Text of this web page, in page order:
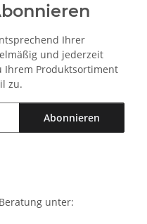
Ihrer
und jederzeit
Produktsortiment
zu.
Abonnieren
unter: